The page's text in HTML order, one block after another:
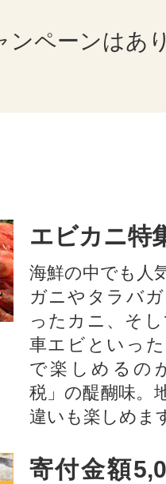
ンペーンはあ
エビカニ特
海鮮の中でも人
ガニやタラバ
ったカニ、そ
車エビといっ
で楽しめるの
税」の醍醐味。
違いも楽しめま
寄付金額